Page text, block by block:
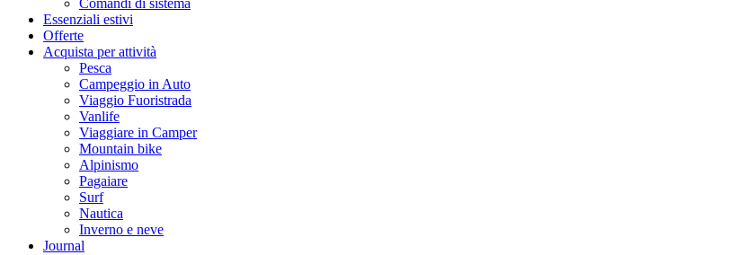
Comandi di sistema
Essenziali estivi
Offerte
Acquista per attività
Pesca
Campeggio in Auto
Viaggio Fuoristrada
Vanlife
Viaggiare in Camper
Mountain bike
Alpinismo
Pagaiare
Surf
Nautica
Inverno e neve
Journal